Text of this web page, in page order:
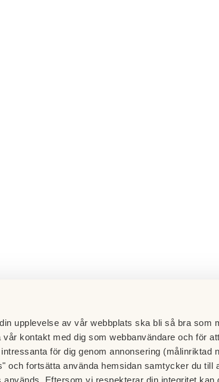
upplevelse av vår webbplats ska bli så bra som
kontakt med dig som webbanvändare och för
för dig genom annonsering (målinriktad
och fortsätta använda hemsidan samtycker du till